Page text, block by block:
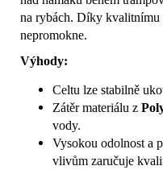
na rybách. Díky kvalitnímu
nepromokne.
Výhody:
Celtu lze stabilně
Zátěr materiálu z
vody.
Vysokou odolnost a
vlivům zaručuje